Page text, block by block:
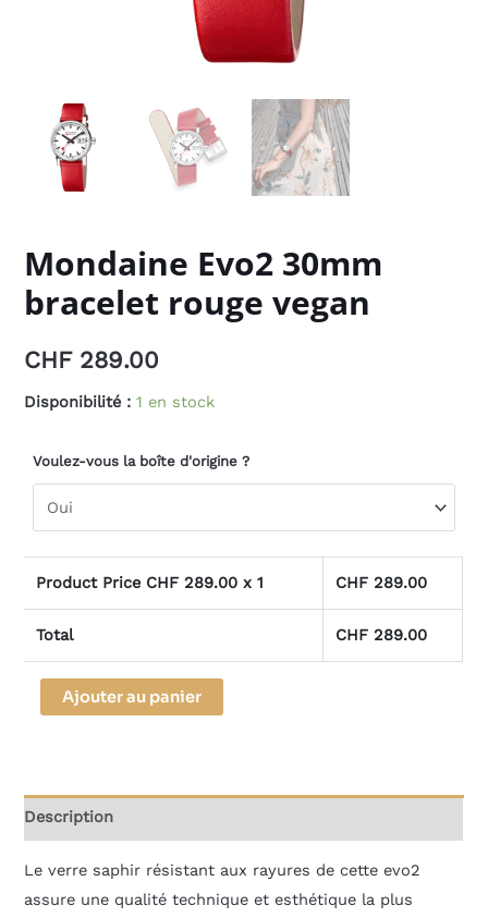
Mondaine Evo2 30mm
bracelet rouge vegan
CHF289.00
Disponibilité : 1 en stock
Voulez-vous la boîte d'origine ?
Product Price CHF289.00 x 1 CHF289.00
Total CHF289.00
Ajouter au panier
Description
Le verre saphir résistant aux rayures de cette evo2
assure une qualité technique et esthétique la plus